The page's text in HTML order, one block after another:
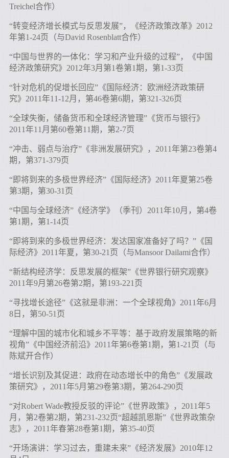
Treichel合作）
“转变经济增长模式与反思发展”，《经济政策改革》2012
年第1-24页（与David Rosenblatt合作）
“中国与世界的一体化：学习和产业升级的过程”，《中国
经济政策研究》2012年3月第1卷第1期，第1-33页
“针对危机的促增长回应”《国际经济：欧洲经济政策研
究》2011年11-12月，第46卷第6期，第321-326页
“全球失衡，储备货币和全球经济管理”《货币与银行》
2011年11月第60卷第11期，第2-7页
“冲击、弱点与治疗”《非洲发展研究》，2011年第23卷第4
期，第371-379页
“即将到来的多极世界经济”《国际经济》2011年夏第25卷
第3期，第30-31页
“中国与全球经济”《经济学》（季刊）2011年10月，第4卷
第1期，第1-14页
“即将到来的多极世界经济：发达国家准备好了吗？”《国
际经济》2011年夏，第30-21页（与Mansoor Dailami合作）
“新结构经济学：反思发展的框架”《世界银行研究观察》
2011年9月第26卷第2期，第193-221页
“寻找增长途径”《这就是非洲：一个全球视角》2011年6月
8日，第50-51页
“理解中国的城市化和城乡不平等：基于政府发展策略的新
视角”《中国经济前沿》2011年第6卷第1期，第1-21页（与
陈斌开合作）
“增长识别及其促进：政府在动态增长中的角色”《发展政
策研究》，2011年5月第29卷第3期，第264-290页
“对Robert Wade教授反驳的评论”《世界政策》，2011年5
月，第2卷第2期，第231-232页“超越凯恩斯”《世界政策杂
志》，2011年春第28卷第1期，第35-40页
“开场演讲：学习过去，重建未来”《经济发展》2010年12